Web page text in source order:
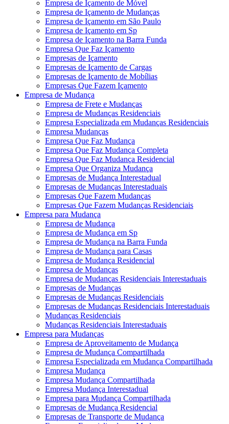
Empresa de Içamento de Móvel
Empresa de Içamento de Mudanças
Empresa de Içamento em São Paulo
Empresa de Içamento em Sp
Empresa de Içamento na Barra Funda
Empresa Que Faz Içamento
Empresas de Içamento
Empresas de Içamento de Cargas
Empresas de Içamento de Mobílias
Empresas Que Fazem Içamento
Empresa de Mudança
Empresa de Frete e Mudanças
Empresa de Mudanças Residenciais
Empresa Especializada em Mudanças Residenciais
Empresa Mudanças
Empresa Que Faz Mudança
Empresa Que Faz Mudança Completa
Empresa Que Faz Mudança Residencial
Empresa Que Organiza Mudança
Empresas de Mudança Interestadual
Empresas de Mudanças Interestaduais
Empresas Que Fazem Mudanças
Empresas Que Fazem Mudanças Residenciais
Empresa para Mudança
Empresa de Mudança
Empresa de Mudança em Sp
Empresa de Mudança na Barra Funda
Empresa de Mudança para Casas
Empresa de Mudança Residencial
Empresa de Mudanças
Empresa de Mudanças Residenciais Interestaduais
Empresas de Mudanças
Empresas de Mudanças Residenciais
Empresas de Mudanças Residenciais Interestaduais
Mudanças Residenciais
Mudanças Residenciais Interestaduais
Empresa para Mudanças
Empresa de Aproveitamento de Mudança
Empresa de Mudança Compartilhada
Empresa Especializada em Mudança Compartilhada
Empresa Mudança
Empresa Mudança Compartilhada
Empresa Mudança Interestadual
Empresa para Mudança Compartilhada
Empresas de Mudança Residencial
Empresas de Transporte de Mudança